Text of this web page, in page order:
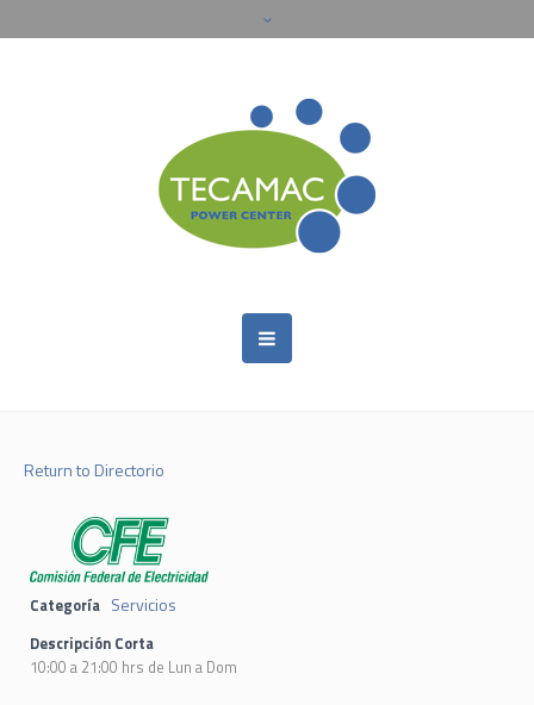
Return to Directorio
Categoría Servicios
Descripción Corta
10:00 a 21:00 hrs de Lun a Dom